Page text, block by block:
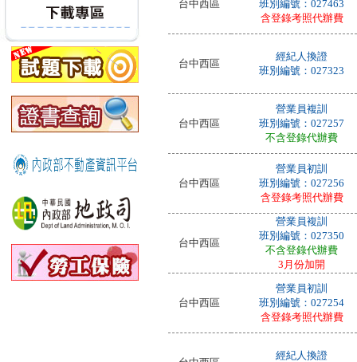
台中西區
班別編號：027463
含登錄考照代辦費
台中西區
經紀人換證
班別編號：027323
台中西區
營業員複訓
班別編號：027257
不含登錄代辦費
台中西區
營業員初訓
班別編號：027256
含登錄考照代辦費
台中西區
營業員複訓
班別編號：027350
不含登錄代辦費
3月份加開
台中西區
營業員初訓
班別編號：027254
含登錄考照代辦費
經紀人換證